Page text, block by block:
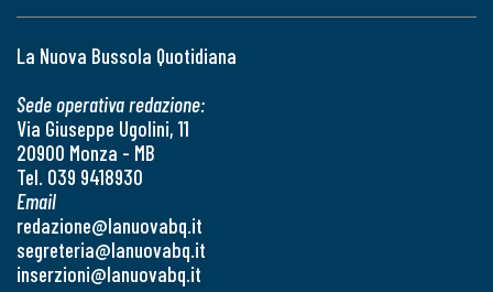
La Nuova Bussola Quotidiana
Sede operativa redazione:
Via Giuseppe Ugolini, 11
20900 Monza - MB
Tel. 039 9418930
Email
redazione@lanuovabq.it
segreteria@lanuovabq.it
inserzioni@lanuovabq.it